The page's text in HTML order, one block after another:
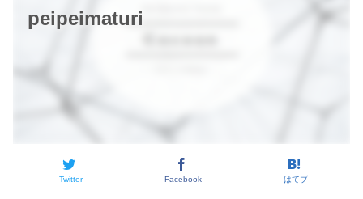
peipeimaturi
Twitter Facebook はてブ